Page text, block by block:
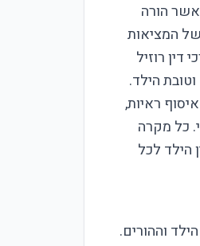
הורה
המציאות
דין רוזיל
הילד.
ראיות,
כל מקרה
הילד לכל
וההורים.